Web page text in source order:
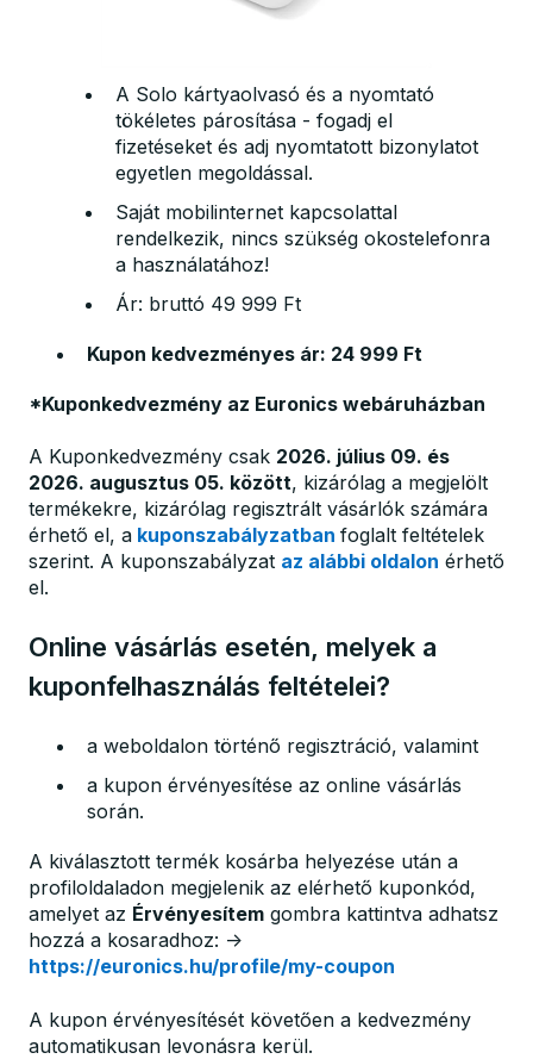
A Solo kártyaolvasó és a nyomtató
tökéletes párosítása - fogadj el
fizetéseket és adj nyomtatott bizonylatot
egyetlen megoldással.
Saját mobilinternet kapcsolattal
rendelkezik, nincs szükség okostelefonra
a használatához!
Ár: bruttó 49 999 Ft
Kupon kedvezményes ár: 24 999 Ft
*Kuponkedvezmény az Euronics webáruházban
A Kuponkedvezmény csak 2026. július 09. és
2026. augusztus 05. között, kizárólag a megjelölt
termékekre, kizárólag regisztrált vásárlók számára
érhető el, a kuponszabályzatban foglalt feltételek
szerint. A kuponszabályzat az alábbi oldalon érhető
el.
Online vásárlás esetén, melyek a
kuponfelhasználás feltételei?
a weboldalon történő regisztráció, valamint
a kupon érvényesítése az online vásárlás
során.
A kiválasztott termék kosárba helyezése után a
profiloldaladon megjelenik az elérhető kuponkód,
amelyet az Érvényesítem gombra kattintva adhatsz
hozzá a kosaradhoz: →
https://euronics.hu/profile/my-coupon
A kupon érvényesítését követően a kedvezmény
automatikusan levonásra kerül.